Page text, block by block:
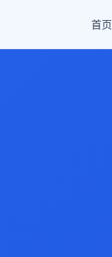
首页